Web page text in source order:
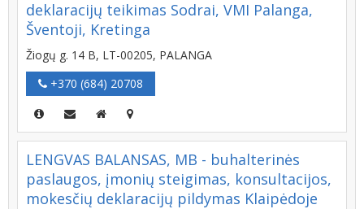
deklaracijų teikimas Sodrai, VMI Palanga,
Šventoji, Kretinga
Žiogų g. 14 B, LT-00205, PALANGA
+370 (684) 20708
LENGVAS BALANSAS, MB - buhalterinės
paslaugos, įmonių steigimas, konsultacijos,
mokesčių deklaracijų pildymas Klaipėdoje